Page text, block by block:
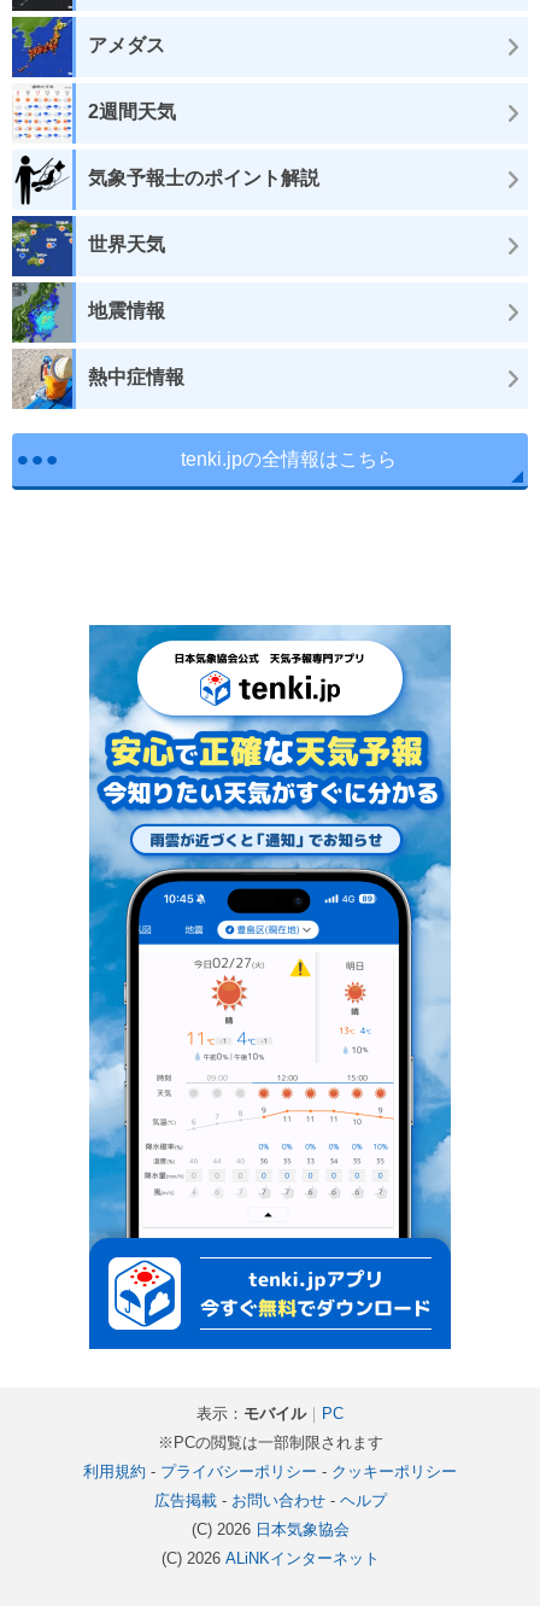
アメダス
2週間天気
気象予報士のポイント解説
世界天気
地震情報
熱中症情報
tenki.jpの全情報はこちら
表示： モバイル｜ PC
※PCの閲覧は一部制限されます
利用規約 - プライバシーポリシー - クッキーポリシー
広告掲載- お問い合わせ- ヘルプ
(C) 2026 日本気象協会
(C) 2026 ALiNKインターネット